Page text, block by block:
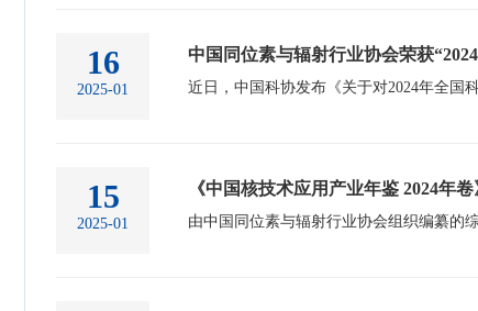
16
2025-01
中国同位素与辐射行业协会荣获
15
2025-01
《中国核技术应用产业年鉴 2024年